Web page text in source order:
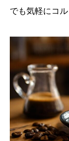
でも気軽にコ